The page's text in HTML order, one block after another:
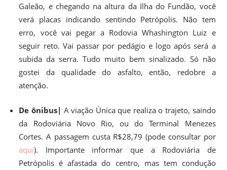
Galeão, e chegando na altura da Ilha do Fundão, você
verá placas indicando sentindo Petrópolis. Não tem
erro, você vai pegar a Rodovia Whashington Luiz e
seguir reto. Vai passar por pedágio e logo após será a
subida da serra. Tudo muito bem sinalizado. Só não
gostei da qualidade do asfalto, então, redobre a
atenção.
De ônibus| A viação Única que realiza o trajeto, saindo
da Rodoviária Novo Rio, ou do Terminal Menezes
Cortes. A passagem custa R$28,79 (pode consultar por
aqui). Importante informar que a Rodoviária de
Petrópolis é afastada do centro, mas tem condução